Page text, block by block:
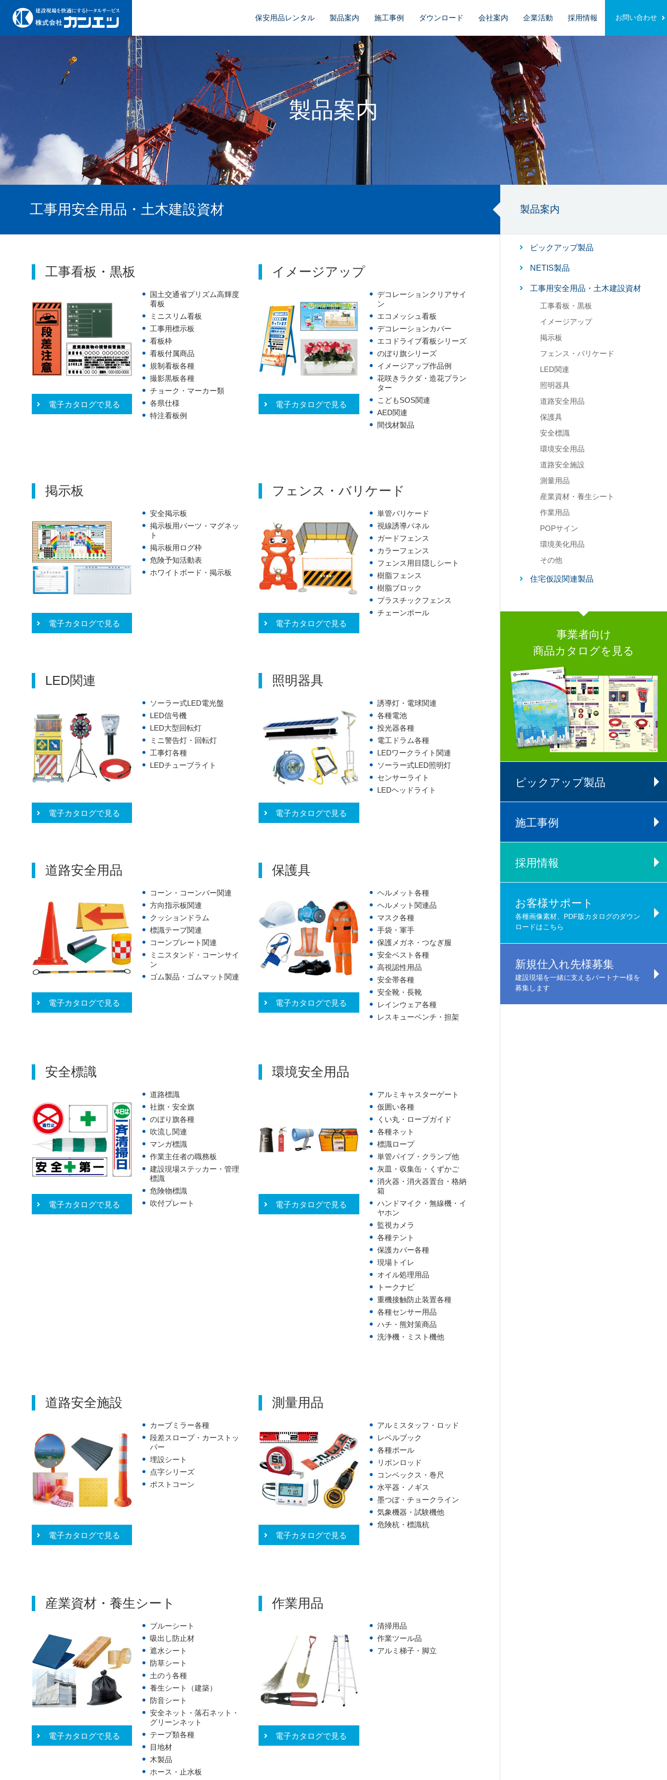
保安用品レンタル 製品案内 施工事例 ダウンロード 会社案内 企業活動 採用情報 お問い合わせ
製品案内
工事用安全用品・土木建設資材
工事看板・黒板
電子カタログで見る
国土交通省プリズム高輝度
看板
ミニスリム看板
工事用標示板
看板枠
看板付属商品
規制看板各種
撮影黒板各種
チョーク・マーカー類
各県仕様
特注看板例
イメージアップ
電子カタログで見る
デコレーションクリアサイ
ン
エコメッシュ看板
デコレーションカバー
エコドライブ看板シリーズ
のぼり旗シリーズ
イメージアップ作品例
花咲きラクダ・造花プラン
ター
こどもSOS関連
AED関連
間伐材製品
掲示板
電子カタログで見る
安全掲示板
掲示板用パーツ・マグネッ
ト
掲示板用ログ枠
危険予知活動表
ホワイトボード・掲示板
フェンス・バリケード
電子カタログで見る
単管バリケード
視線誘導パネル
ガードフェンス
カラーフェンス
フェンス用目隠しシート
樹脂フェンス
樹脂ブロック
プラスチックフェンス
チェーンポール
LED関連
電子カタログで見る
ソーラー式LED電光盤
LED信号機
LED大型回転灯
ミニ警告灯・回転灯
工事灯各種
LEDチューブライト
照明器具
電子カタログで見る
誘導灯・電球関連
各種電池
投光器各種
電工ドラム各種
LEDワークライト関連
ソーラー式LED照明灯
センサーライト
LEDヘッドライト
道路安全用品
電子カタログで見る
コーン・コーンバー関連
方向指示板関連
クッションドラム
標識テープ関連
コーンプレート関連
ミニスタンド・コーンサイ
ン
ゴム製品・ゴムマット関連
保護具
電子カタログで見る
ヘルメット各種
ヘルメット関連品
マスク各種
手袋・軍手
保護メガネ・つなぎ服
安全ベスト各種
高視認性用品
安全帯各種
安全靴・長靴
レインウェア各種
レスキューベンチ・担架
安全標識
電子カタログで見る
道路標識
社旗・安全旗
のぼり旗各種
吹流し関連
マンガ標識
作業主任者の職務板
建設現場ステッカー・管理
標識
危険物標識
吹付プレート
環境安全用品
電子カタログで見る
アルミキャスターゲート
仮囲い各種
くい丸・ロープガイド
各種ネット
標識ロープ
単管パイプ・クランプ他
灰皿・収集缶・くずかご
消火器・消火器置台・格納
箱
ハンドマイク・無線機・イ
ヤホン
監視カメラ
各種テント
保護カバー各種
現場トイレ
オイル処理用品
トークナビ
重機接触防止装置各種
各種センサー用品
ハチ・熊対策商品
洗浄機・ミスト機他
道路安全施設
電子カタログで見る
カーブミラー各種
段差スロープ・カーストッ
パー
埋設シート
点字シリーズ
ポストコーン
測量用品
電子カタログで見る
アルミスタッフ・ロッド
レベルブック
各種ポール
リボンロッド
コンベックス・巻尺
水平器・ノギス
墨つぼ・チョークライン
気象機器・試験機他
危険杭・標識杭
産業資材・養生シート
電子カタログで見る
ブルーシート
吸出し防止材
遮水シート
防草シート
土のう各種
養生シート（建築）
防音シート
安全ネット・落石ネット・
グリーンネット
テープ類各種
目地材
木製品
ホース・止水板
作業用品
電子カタログで見る
清掃用品
作業ツール品
アルミ梯子・脚立
製品案内
ピックアップ製品
NETIS製品
工事用安全用品・土木建設資材
工事看板・黒板
イメージアップ
掲示板
フェンス・バリケード
LED関連
照明器具
道路安全用品
保護具
安全標識
環境安全用品
道路安全施設
測量用品
産業資材・養生シート
作業用品
POPサイン
環境美化用品
その他
住宅仮設関連製品
事業者向け
商品カタログを見る
ピックアップ製品
施工事例
採用情報
お客様サポート
各種画像素材、PDF版カタログのダウン
ロードはこちら
新規仕入れ先様募集
建設現場を一緒に支えるパートナー様を
募集します